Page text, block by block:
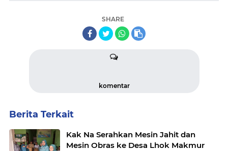
SHARE
komentar
Berita Terkait
Kak Na Serahkan Mesin Jahit dan
Mesin Obras ke Desa Lhok Makmur